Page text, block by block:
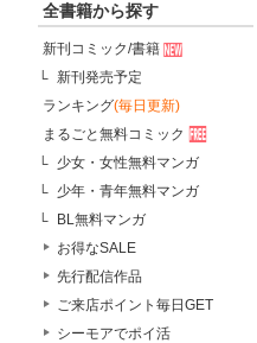
全書籍から探す
新刊コミック/書籍
新刊発売予定
ランキング(毎日更新)
まるごと無料コミック
少女・女性無料マンガ
少年・青年無料マンガ
BL無料マンガ
お得なSALE
先行配信作品
ご来店ポイント毎日GET
シーモアでポイ活